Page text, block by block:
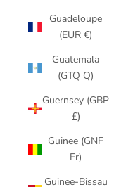
Guadeloupe
(EUR €)
Guatemala
(GTQ Q)
Guernsey (GBP
£)
Guinee (GNF
Fr)
Guinee-Bissau